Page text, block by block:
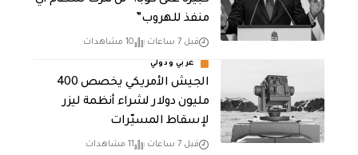
منفذ للهروب”
قبل 7 ساعات 10 مشاهدات
عربي ودولي
الجيش الأمريكي يخصص 400
مليون دولار لشراء أنظمة ليزر
لإسقاط المسيّرات
قبل 7 ساعات 11 مشاهدات